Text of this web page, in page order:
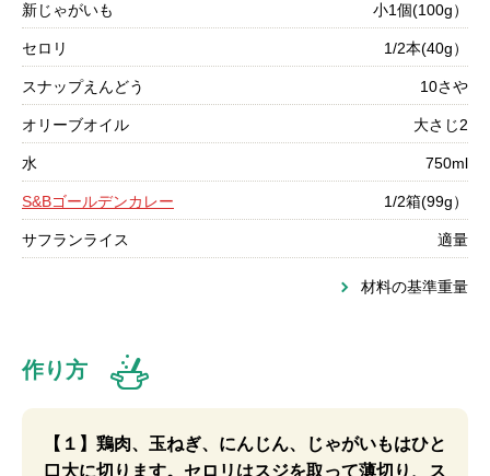
新じゃがいも 小1個(100g）
セロリ 1/2本(40g）
スナップえんどう 10さや
オリーブオイル 大さじ2
水 750ml
S&Bゴールデンカレー 1/2箱(99g）
サフランライス 適量
材料の基準重量
作り方
【１】鶏肉、玉ねぎ、にんじん、じゃがいもはひと
口大に切ります。セロリはスジを取って薄切り、ス